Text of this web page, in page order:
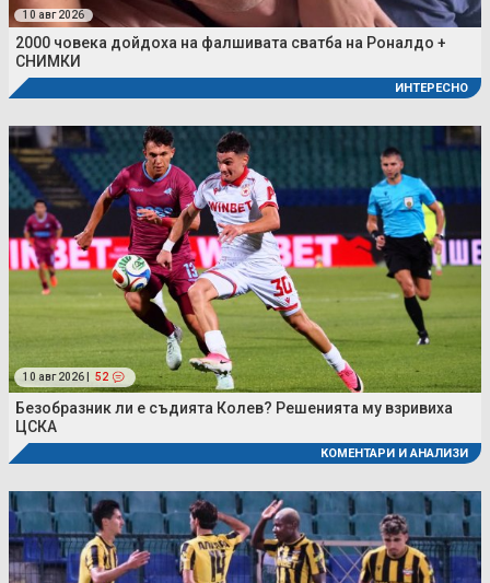
10 авг 2026
2000 човека дойдоха на фалшивата сватба на Роналдо +
СНИМКИ
ИНТЕРЕСНО
10 авг 2026 | 52
Безобразник ли е съдията Колев? Решенията му взривиха
ЦСКА
КОМЕНТАРИ И АНАЛИЗИ